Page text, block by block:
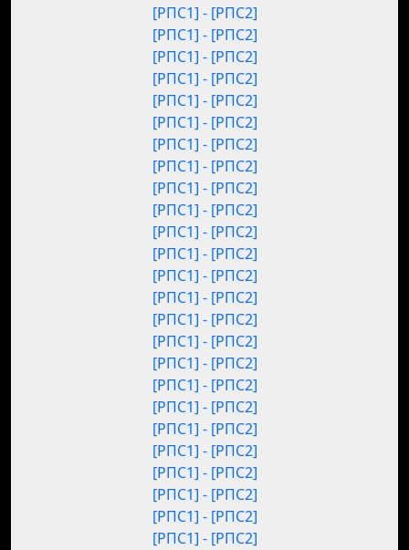
[РПС1] - [РПС2]
[РПС1] - [РПС2]
[РПС1] - [РПС2]
[РПС1] - [РПС2]
[РПС1] - [РПС2]
[РПС1] - [РПС2]
[РПС1] - [РПС2]
[РПС1] - [РПС2]
[РПС1] - [РПС2]
[РПС1] - [РПС2]
[РПС1] - [РПС2]
[РПС1] - [РПС2]
[РПС1] - [РПС2]
[РПС1] - [РПС2]
[РПС1] - [РПС2]
[РПС1] - [РПС2]
[РПС1] - [РПС2]
[РПС1] - [РПС2]
[РПС1] - [РПС2]
[РПС1] - [РПС2]
[РПС1] - [РПС2]
[РПС1] - [РПС2]
[РПС1] - [РПС2]
[РПС1] - [РПС2]
[РПС1] - [РПС2]